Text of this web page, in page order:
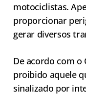
motociclistas.
proporcionar
gerar diversos
De acordo com o
proibido aquele
sinalizado por